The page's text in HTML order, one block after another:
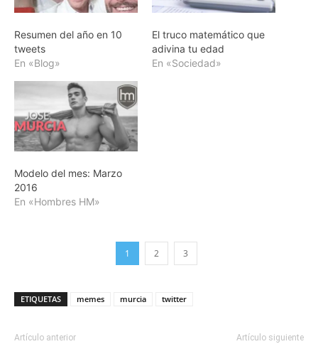
Resumen del año en 10
tweets
En «Blog»
El truco matemático que
adivina tu edad
En «Sociedad»
Modelo del mes: Marzo
2016
En «Hombres HM»
1 2 3
ETIQUETAS memes murcia twitter
Artículo anterior Artículo siguiente